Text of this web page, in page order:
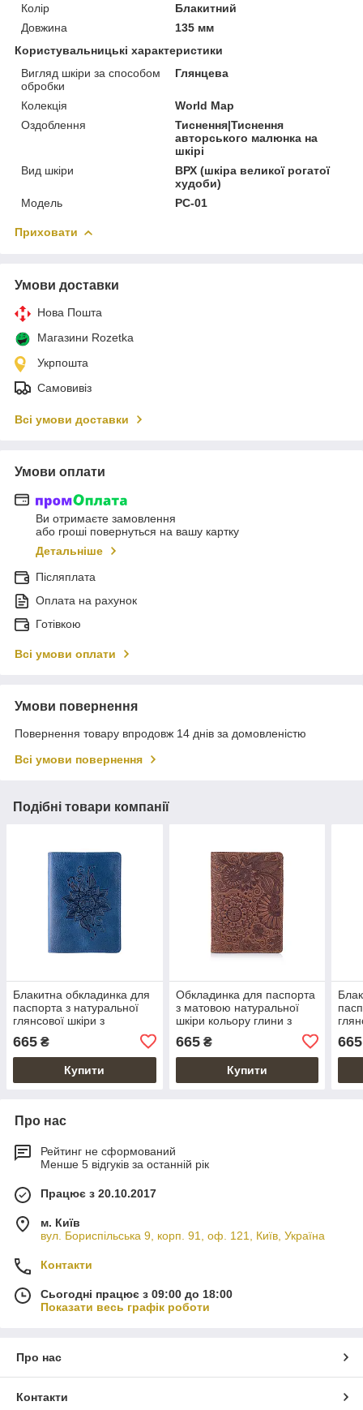
Колір
Блакитний
Довжина
135 мм
Користувальницькі характеристики
Вигляд шкіри за способом
обробки
Глянцева
Колекція
World Map
Оздоблення
Тиснення|Тиснення
авторського малюнка на
шкірі
Вид шкіри
ВРХ (шкіра великої рогатої
худоби)
Модель
PC-01
Приховати
Умови доставки
Нова Пошта
Магазини Rozetka
Укрпошта
Самовивіз
Всі умови доставки
Умови оплати
Ви отримаєте замовлення
або гроші повернуться на вашу картку
Детальніше
Післяплата
Оплата на рахунок
Готівкою
Всі умови оплати
Умови повернення
Повернення товару впродовж 14 днів за домовленістю
Всі умови повернення
Подібні товари компанії
Блакитна обкладинка для
паспорта з натуральної
глянсової шкіри з
665 ₴
Купити
Обкладинка для паспорта
з матовою натуральної
шкіри кольору глини з
665₴
Купити
665
Про нас
Рейтинг не сформований
Менше 5 відгуків за останній рік
Працює з 20.10.2017
м. Київ
вул. Бориспільська 9, корп. 91, оф. 121, Київ, Україна
Контакти
Сьогодні працює з 09:00 до 18:00
Показати весь графік роботи
Про нас
Контакти